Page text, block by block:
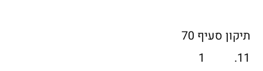
תיקון סעיף 70
11. 1